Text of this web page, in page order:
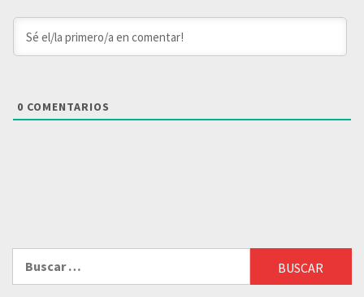
0 COMENTARIOS